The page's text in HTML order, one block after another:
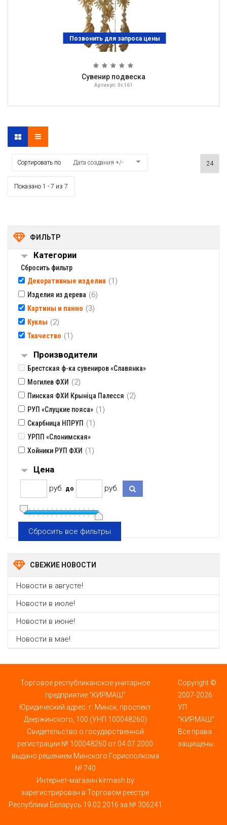
Сувенир подвеска
Артикул: 0с161
Позвонить для запроса цены
Сортировать по Дата создания +/-
Показано 1 - 7 из 7
ФИЛЬТР
Категории
Сбросить фильтр
Декоративные изделия (1)
Изделия из дерева (6)
Картины и панно (3)
Куклы (2)
Ткачество (1)
Производители
Брестская ф-ка сувениров «Славянка»
Могилев ФХИ (2)
Пинская ФХИ Крынiца Палесся (2)
РУП «Слуцкие пояса» (1)
Скарбница НПРУП (1)
УРПП «Слонимская»
Хойники РУП ФХИ (1)
Цена
pуб. до pуб.
Сбросить все фильтры
СВЕЖИЕ НОВОСТИ
Новости в августе!
Новости в июле!
Новости в июне!
Новости в мае!
Торговое республиканское унитарное
предприятие "КИРМАШ"
Юридический адрес: г. Минск, проспект
Дзержинского, 100 (УНП 100048260)
Свидетельство о государственной
регистрации № 100048260 от 04.07.2000
выдано решением Минского Горисполкома
№ 740
Интернет-магазин kirmash.by
зарегистрирован в Торговом реестре
Республики Беларусь 19.02.2016 за № 306241
Copyright ©
2007-2026
УП
"КИРМАШ".
Все права
защищены.